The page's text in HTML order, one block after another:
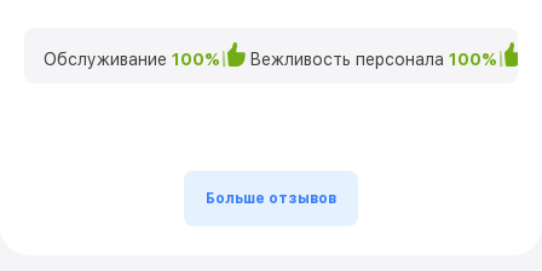
Обслуживание 100% Вежливость персонала 100%
Больше отзывов